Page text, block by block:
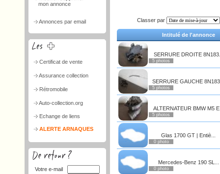
mon annonce
Annonces par email
Certificat de vente
Assurance collection
Rétromobile
Auto-collection.org
Echange de liens
ALERTE ARNAQUES
Votre e-mail
Classer par
Intitulé de l'annonce
SERRURE DROITE
5 photos
SERRURE GAUCHE
5 photos
ALTERNATEUR BMW M5
5 photos
Glas 1700 GT | Entiè...
0 photo
Mercedes-Benz 190 SL...
0 photo